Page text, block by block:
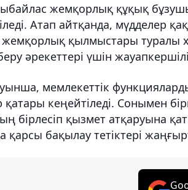
жемқорлық құқық
Атап айтқанда, мүдделер
қылмыстары туралы
әрекеттері үшін
мемлекеттік
қатары кеңейтіледі. Сонымен
бірлесіп қызмет атқаруына
бақылау тетіктері